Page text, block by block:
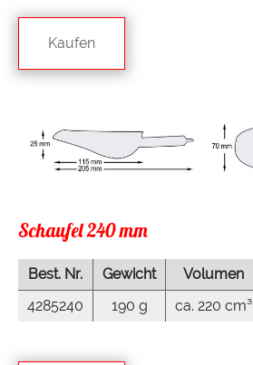
Kaufen
Schaufel 240 mm
Best. Nr. Gewicht
Volumen
4285240
190 g ca. 220 cm³